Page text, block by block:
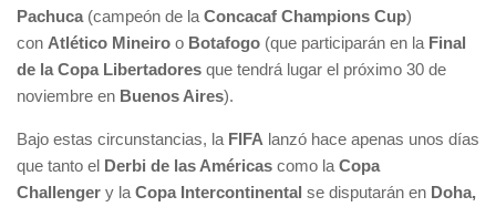
Pachuca (campeón de la Concacaf Champions Cup)
con Atlético Mineiro o Botafogo (que participarán en la Final
de la Copa Libertadores que tendrá lugar el próximo 30 de
noviembre en Buenos Aires).
Bajo estas circunstancias, la FIFA lanzó hace apenas unos días
que tanto el Derbi de las Américas como la Copa
Challenger y la Copa Intercontinental se disputarán en Doha,